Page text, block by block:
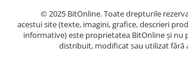
© 2025 BitOnline. Toate drepturile
acestui site (texte, imagini, grafice, descrieri
informative) este proprietatea BitOnline și nu
distribuit, modificat sau utilizat fără